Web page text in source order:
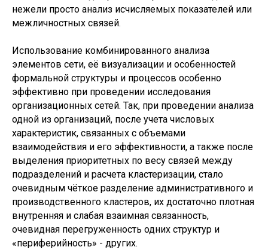
нежели просто анализ исчисляемых показателей или
межличностных связей.
Использование комбинированного анализа
элементов сети, её визуализации и особенностей
формальной структуры и процессов особенно
эффективно при проведении исследования
организационных сетей. Так, при проведении анализа
одной из организаций, после учета числовых
характеристик, связанных с объемами
взаимодействия и его эффективности, а также после
выделения приоритетных по весу связей между
подразделений и расчета кластеризации, стало
очевидным чёткое разделение административного и
производственного кластеров, их достаточно плотная
внутренняя и слабая взаимная связанность,
очевидная перегруженность одних структур и
«периферийность» - других.